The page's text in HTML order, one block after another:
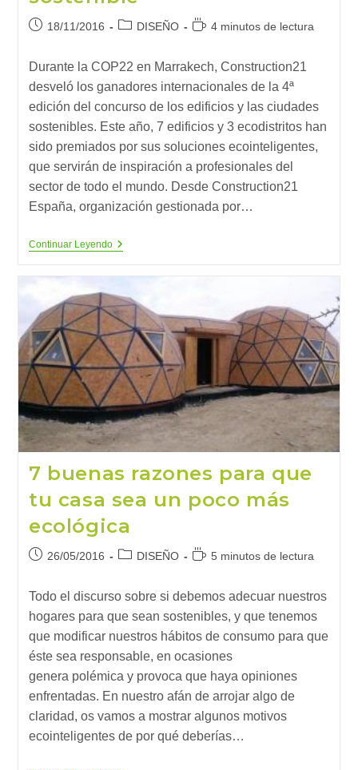
Publicación
entrada:
18/11/2016
Categoría
entrada:
DISEÑO
Tiempo4 minutos de lectura
Durante la COP22 en Marrakech, Construction21
desveló los ganadores internacionales de la 4ª
edición del concurso de los edificios y las ciudades
sostenibles. Este año, 7 edificios y 3 ecodistritos han
sido premiados por sus soluciones ecointeligentes,
que servirán de inspiración a profesionales del
sector de todo el mundo. Desde Construction21
España, organización gestionada por…
Continuar Leyendo10
Edificación
Verde
Para
La
Ciudad
Sostenible
7 buenas razones para que
tu casa sea un poco más
ecológica
Publicación
entrada:
26/05/2016
Categoría
entrada:
DISEÑO
Tiempo5 minutos de lectura
Todo el discurso sobre si debemos adecuar nuestros
hogares para que sean sostenibles, y que tenemos
que modificar nuestros hábitos de consumo para que
éste sea responsable, en ocasiones
genera polémica y provoca que haya opiniones
enfrentadas. En nuestro afán de arrojar algo de
claridad, os vamos a mostrar algunos motivos
ecointeligentes de por qué deberías…